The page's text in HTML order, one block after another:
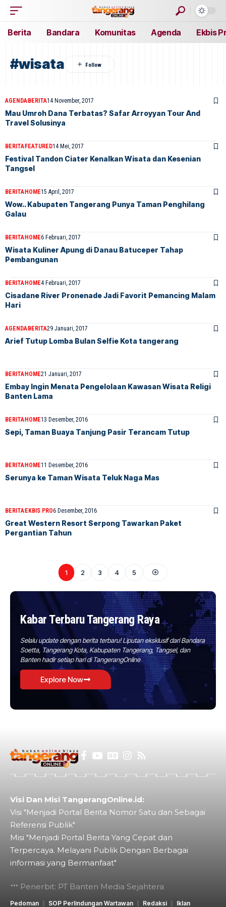
Berita Bandara Komunitas Agenda Ekbis
#wisata
AGENDABERITA14 November, 2017
Mau Umroh Dana Terbatas? Safar Arroyyan Tour And
Travel Solusinya
BERITAFEATURED14 Mei, 2017
Festival Tandon Ciater Kenalkan Wisata dan Kesenian
Tangsel
BERITAHOME15 April, 2017
Wow.. Kabupaten Tangerang Punya Taman Penghilang
Galau
BERITAHOME6 Februari, 2017
Wisata Kuliner Apung di Danau Batuceper Tahap
Pembangunan
BERITAHOME4 Februari, 2017
Cisadane River Pronenade Jadi Favorit Pemancing Malam
Hari
AGENDABERITA29 Januari, 2017
Arief Tutup Lomba Bulan Selfie Kota tangerang
BERITAHOME21 Januari, 2017
Embay Ingin Menata Pengelolaan Kawasan Wisata Religi
Banten Lama
BERITAHOME13 Desember, 2016
Sepi, Taman Buaya Tanjung Pasir Terancam Tutup
BERITAHOME11 Desember, 2016
Serunya ke Taman Wisata Teluk Naga Mas
BERITAEKBIS PRO6 Desember, 2016
Great Western Resort Serpong Tawarkan Paket
Pergantian Tahun
1 2 3 4 5
Kabar Terbaru Tangerang Raya
Selalu update dengan berita terbaru! Liputan eksklusif dari Bandara
Soetta, Tangerang Kota, Kabupaten Tangerang, Tangsel, dan
Banten hadir setiap hari di TangerangOnline
Explore Now
Visi Dan Misi TangerangOnline.id:
Visi "Menjadi Portal Berita Nomor Satu dan Sebagai
Referensi Publik"
Misi "Menjadi Portal Berita Yang Cepat dan
Terpercaya. Melayani Publik Dengan Berbagai
informasi yang Bermanfaat"
Penerbit: PT Banten Media Sejahtera
Pedoman SOP Perlindungan Wartawan Redaksi Iklan